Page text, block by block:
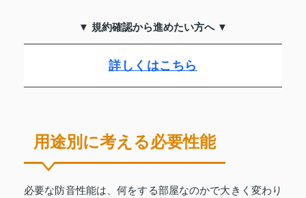
▼ 規約確認から進めたい方へ ▼
詳しくはこちら
用途別に考える必要性能
必要な防音性能は、何をする部屋なのかで大きく変わり